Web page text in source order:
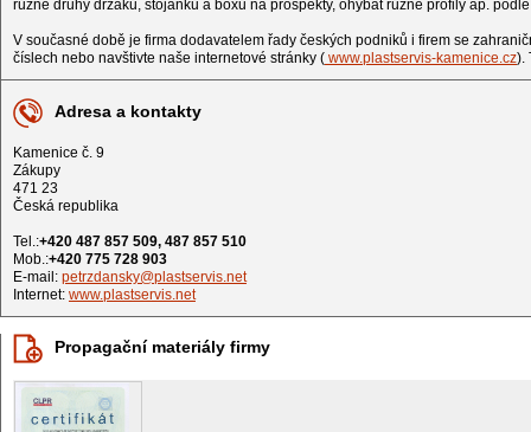
různé druhy držáků, stojánků a boxů na prospekty, ohýbat různé profily ap.
V současné době je firma dodavatelem řady českých podniků i firem se
číslech nebo navštivte naše internetové stránky ( www.plastservis-kamenice.cz).
Adresa a kontakty
Kamenice č. 9
Zákupy
471 23
Česká republika
Tel.:+420 487 857 509, 487 857 510
Mob.:+420 775 728 903
E-mail: petrzdansky@plastservis.net
Internet: www.plastservis.net
Propagační materiály firmy